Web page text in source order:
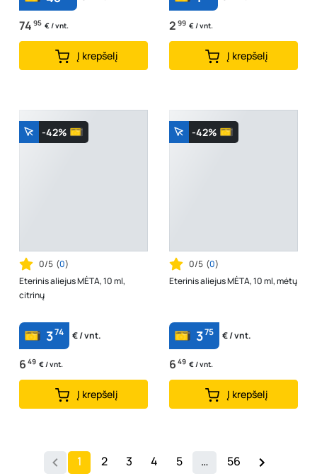
74 95 € / vnt.
Į krepšelį
2 99 € / vnt.
Į krepšelį
-42%
0/5 (0)
Eterinis aliejus MĖTA, 10 ml,
citrinų
374 € / vnt.
6 49 € / vnt.
Į krepšelį
-42%
0/5 (0)
Eterinis aliejus MĖTA, 10 ml, mėtų
375 € / vnt.
6 49 € / vnt.
Į krepšelį
1 2 3 4 5 … 56